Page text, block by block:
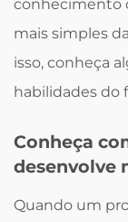
conhecimento
mais simples
isso, conheça
habilidades do
Conheça
desenvolve
Quando um